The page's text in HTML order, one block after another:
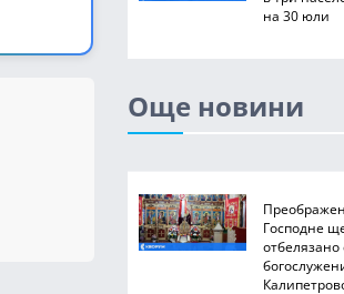
на 30 юли
Още новини
Господне
отбелязано